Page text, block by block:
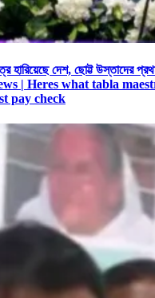
দেশ, ছোট্ট উস্তাদের
| Heres what tabla
pay check